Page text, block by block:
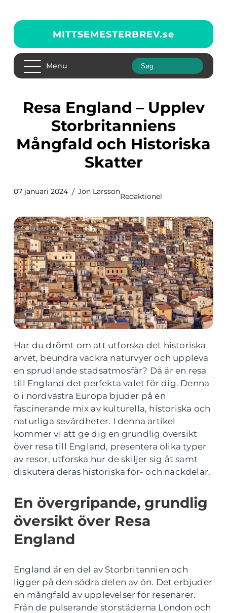
MITTSEMESTERBREV.se
Menu
Resa England – Upplev
Storbritanniens
Mångfald och Historiska
Skatter
07 januari 2024 Jon Larsson
Redaktionel
Har du drömt om att utforska det historiska
arvet, beundra vackra naturvyer och uppleva
en sprudlande stadsatmosfär? Då är en resa
till England det perfekta valet för dig. Denna
ö i nordvästra Europa bjuder på en
fascinerande mix av kulturella, historiska och
naturliga sevärdheter. I denna artikel
kommer vi att ge dig en grundlig översikt
över resa till England, presentera olika typer
av resor, utforska hur de skiljer sig åt samt
diskutera deras historiska för- och nackdelar.
En övergripande, grundlig
översikt över Resa
England
England är en del av Storbritannien och
ligger på den södra delen av ön. Det erbjuder
en mångfald av upplevelser för resenärer.
Från de pulserande storstäderna London och